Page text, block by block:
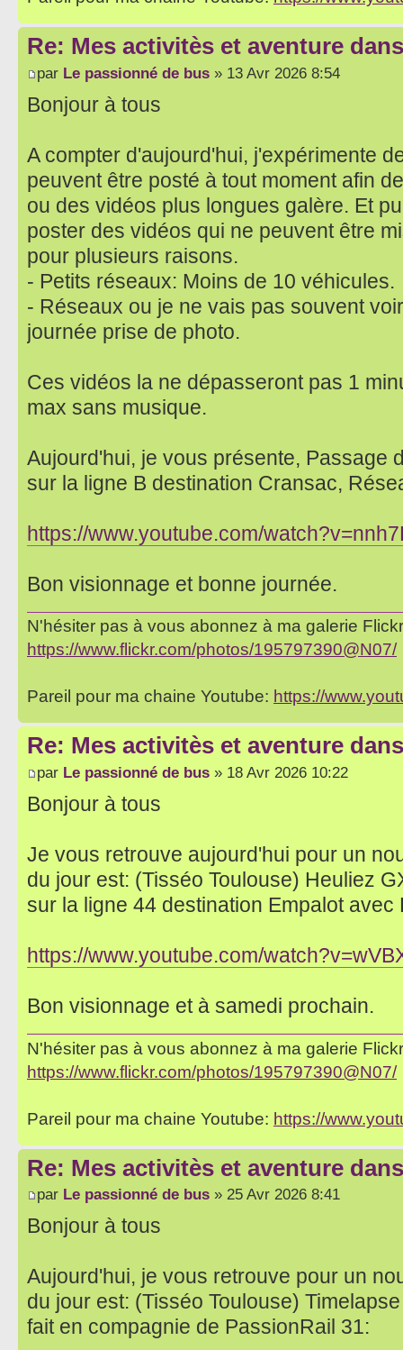
Re: Mes activitès et aventure
par Le passionné de bus » 13 Avr 2026 8:54
Bonjour à tous
A compter d'aujourd'hui, j'expérimente
peuvent être posté à tout moment afin
ou des vidéos plus longues galère. Et
poster des vidéos qui ne peuvent être
pour plusieurs raisons.
- Petits réseaux: Moins de 10 véhicules.
- Réseaux ou je ne vais pas souvent
journée prise de photo.
Ces vidéos la ne dépasseront pas 1
max sans musique.
Aujourd'hui, je vous présente, Passage
sur la ligne B destination Cransac,
https://www.youtube.com/
Bon visionnage et bonne journée.
N'hésiter pas à vous abonnez à ma galerie
https://www.flickr.com/photos/195797390@N07/
Pareil pour ma chaine Youtube: https://
Re: Mes activitès et aventure
par Le passionné de bus » 18 Avr 2026 10:22
Bonjour à tous
Je vous retrouve aujourd'hui pour un
du jour est: (Tisséo Toulouse) Heuliez
sur la ligne 44 destination Empalot avec
https://www.youtube.com/
Bon visionnage et à samedi prochain.
N'hésiter pas à vous abonnez à ma galerie
https://www.flickr.com/photos/195797390@N07/
Pareil pour ma chaine Youtube: https://
Re: Mes activitès et aventure
par Le passionné de bus » 25 Avr 2026 8:41
Bonjour à tous
Aujourd'hui, je vous retrouve pour un
du jour est: (Tisséo Toulouse)
fait en compagnie de PassionRail 31: